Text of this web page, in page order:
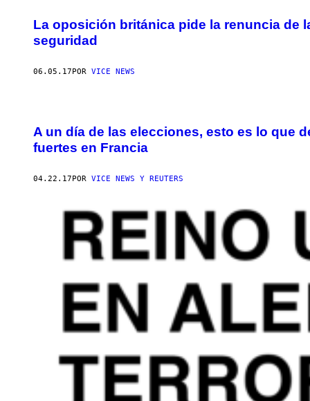
La oposición británica pide la renuncia de
seguridad
06.05.17 POR VICE NEWS
A un día de las elecciones, esto es lo que
fuertes en Francia
04.22.17POR VICE NEWS Y REUTERS